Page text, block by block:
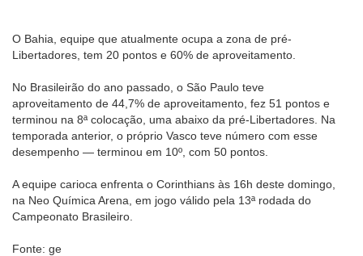
O Bahia, equipe que atualmente ocupa a zona de pré-
Libertadores, tem 20 pontos e 60% de aproveitamento.
No Brasileirão do ano passado, o São Paulo teve
aproveitamento de 44,7% de aproveitamento, fez 51 pontos e
terminou na 8ª colocação, uma abaixo da pré-Libertadores. Na
temporada anterior, o próprio Vasco teve número com esse
desempenho — terminou em 10º, com 50 pontos.
A equipe carioca enfrenta o Corinthians às 16h deste domingo,
na Neo Química Arena, em jogo válido pela 13ª rodada do
Campeonato Brasileiro.
Fonte: ge